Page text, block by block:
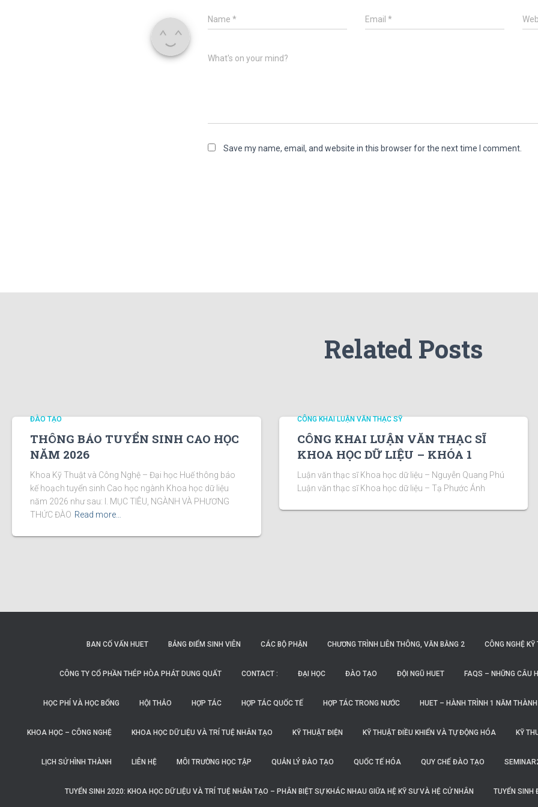
Name* Email *
What's on your mind?
Save my name, email, and website in this browser for the next time I comment.
Related Posts
ĐÀO TẠO
THÔNG BÁO TUYỂN SINH CAO HỌC
NĂM 2026
Khoa Kỹ Thuật và Công Nghệ – Đại học Huế thông báo
kế hoạch tuyển sinh Cao học ngành Khoa học dữ liệu
năm 2026 như sau: I. MỤC TIÊU, NGÀNH VÀ PHƯƠNG
THỨC ĐÀO Read more…
CÔNG KHAI LUẬN VĂN THẠC SỸ
CÔNG KHAI LUẬN VĂN THẠC SĨ
KHOA HỌC DỮ LIỆU – KHÓA 1
Luận văn thạc sĩ Khoa học dữ liệu – Nguyễn Quang Phú
Luận văn thạc sĩ Khoa học dữ liệu – Tạ Phước Ánh
BAN CỐ VẤN HUET BẢNG ĐIỂM SINH VIÊN CÁC BỘ PHẬN CHƯƠNG TRÌNH LIÊN THÔNG, VĂN BẰNG 2 CÔNG NGHỆ
CÔNG TY CỔ PHẦN THÉP HÒA PHÁT DUNG QUẤT CONTACT : ĐẠI HỌC ĐÀO TẠO ĐỘI NGŨ HUET FAQS – NHỮNG CÂU
HỌC PHÍ VÀ HỌC BỔNG HỘI THẢO HỢP TÁC HỢP TÁC QUỐC TẾ HỢP TÁC TRONG NƯỚC HUET – HÀNH TRÌNH 1 NĂM
KHOA HỌC – CÔNG NGHỆ KHOA HỌC DỮ LIỆU VÀ TRÍ TUỆ NHÂN TẠO KỸ THUẬT ĐIỆN KỸ THUẬT ĐIỀU KHIỂN VÀ TỰ ĐỘNG HÓA KỸ
LỊCH SỬ HÌNH THÀNH LIÊN HỆ MÔI TRƯỜNG HỌC TẬP QUẢN LÝ ĐÀO TẠO QUỐC TẾ HÓA QUY CHẾ ĐÀO TẠO
TUYỂN SINH 2020: KHOA HỌC DỮ LIỆU VÀ TRÍ TUỆ NHÂN TẠO – PHÂN BIỆT SỰ KHÁC NHAU GIỮA HỆ KỸ SƯ VÀ HỆ CỬ NHÂN TUYỂN SINH